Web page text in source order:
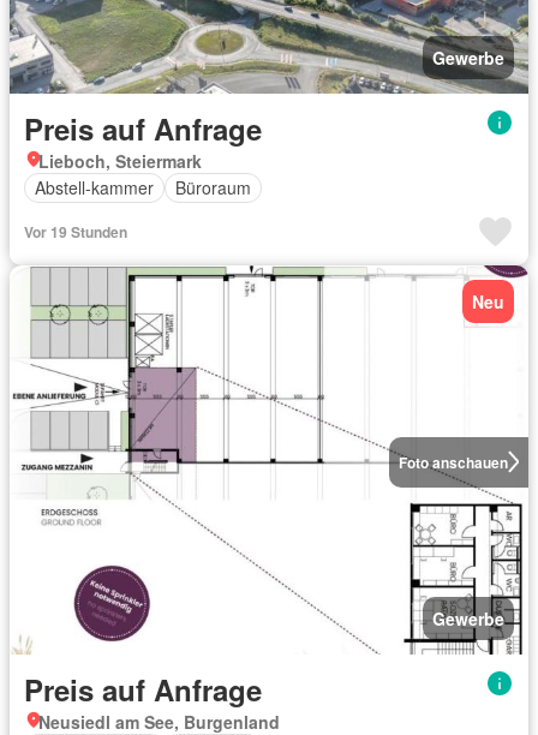
Gewerbe
Preis auf Anfrage
Lieboch, Steiermark
Abstell-kammer
Büroraum
Vor 19 Stunden
Foto anschauen
Neu
Gewerbe
Preis auf Anfrage
Neusiedl am See, Burgenland